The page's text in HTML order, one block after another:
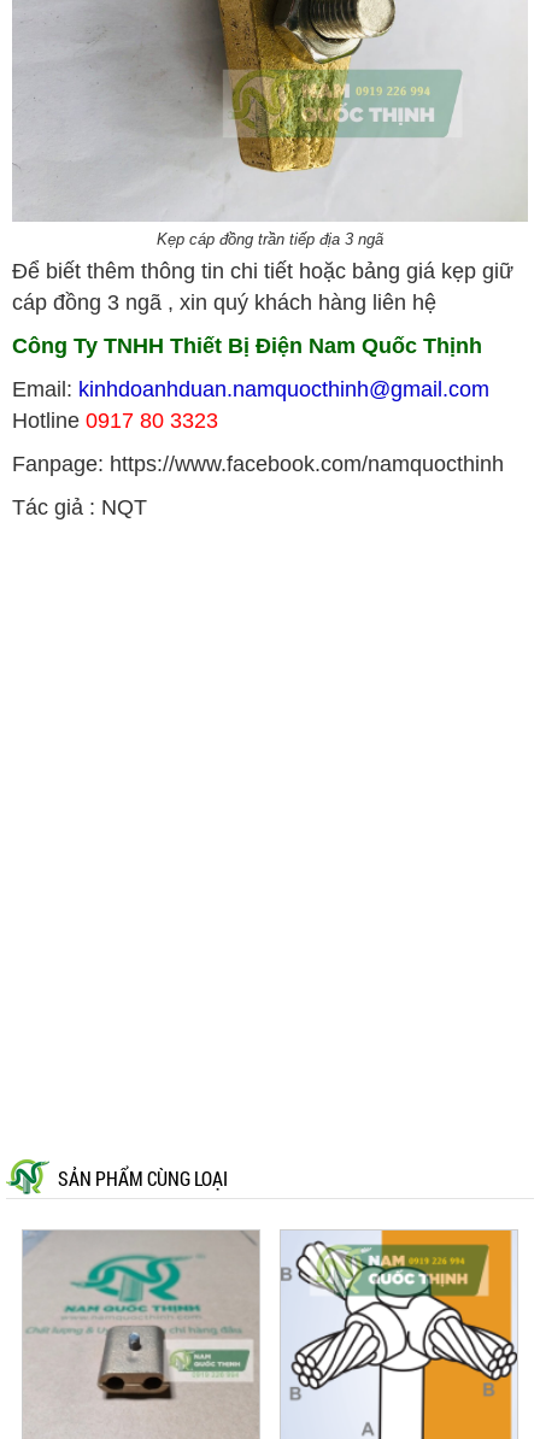
Kẹp cáp đồng trần tiếp địa 3 ngã
Để biết thêm thông tin chi tiết hoặc bảng giá kẹp giữ
cáp đồng 3 ngã , xin quý khách hàng liên hệ
Công Ty TNHH Thiết Bị Điện Nam Quốc Thịnh
Email: kinhdoanhduan.namquocthinh@gmail.com
Hotline 0917 80 3323
Fanpage: https://www.facebook.com/namquocthinh
Tác giả : NQT
SẢN PHẨM CÙNG LOẠI